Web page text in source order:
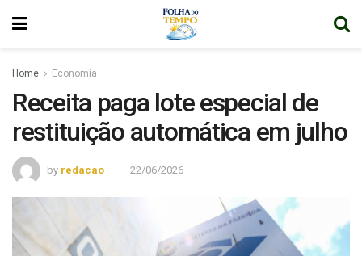
Home Economia
Receita paga lote especial de
restituição automática em julho
by redacao 22/06/2026